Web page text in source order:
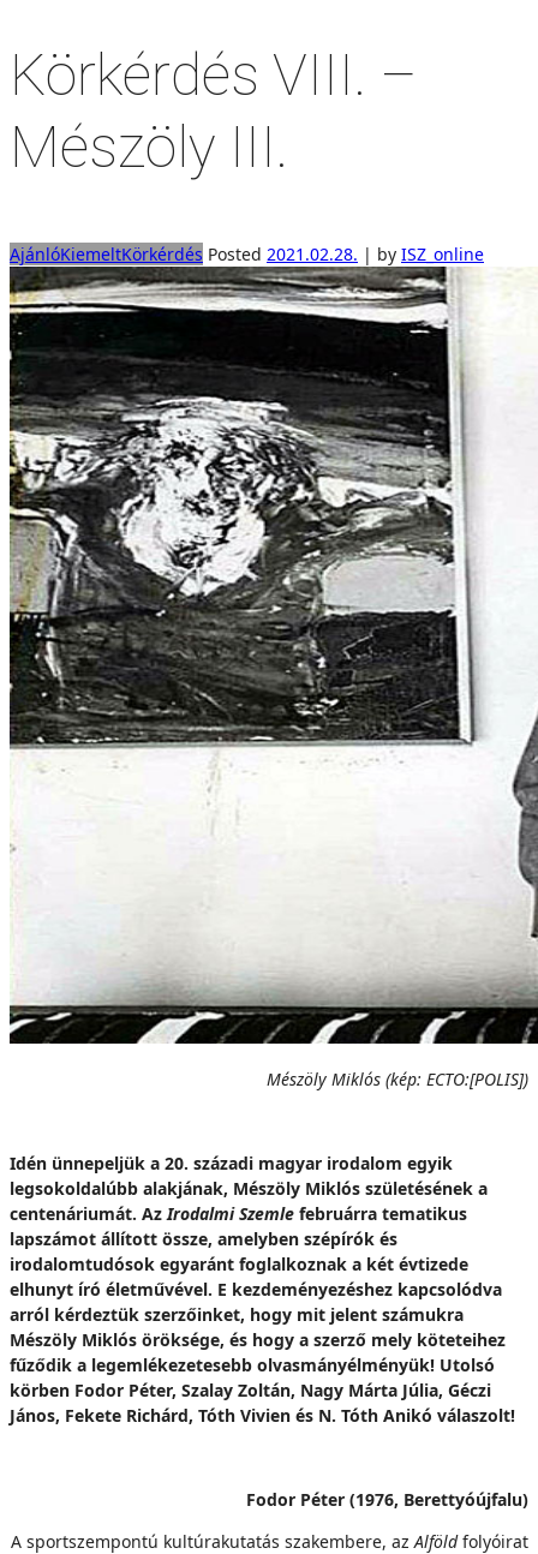
Körkérdés VIII. –
Mészöly III.
AjánlóKiemeltKörkérdés Posted 2021.02.28. | by ISZ_online
Mészöly Miklós (kép: ECTO:[POLIS])
Idén ünnepeljük a 20. századi magyar irodalom egyik
legsokoldalúbb alakjának, Mészöly Miklós születésének a
centenáriumát. AzIrodalmi Szemle februárra tematikus
lapszámot állított össze, amelyben szépírók és
irodalomtudósok egyaránt foglalkoznak a két évtizede
elhunyt író életművével. E kezdeményezéshez kapcsolódva
arról kérdeztük szerzőinket, hogy mit jelent számukra
Mészöly Miklós öröksége, és hogy a szerző mely köteteihez
fűződik a legemlékezetesebb olvasmányélményük! Utolsó
körben Fodor Péter, Szalay Zoltán, Nagy Márta Júlia, Géczi
János, Fekete Richárd, Tóth Vivien és N. Tóth Anikó válaszolt!
Fodor Péter (1976, Berettyóújfalu)
A sportszempontú kultúrakutatás szakembere, azAlföldfolyóirat